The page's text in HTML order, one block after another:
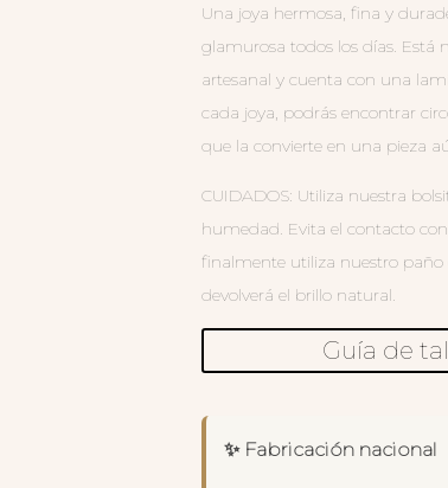
Una joya hermosa, fina y
glamurosa todos los días. Está
artesanal y cuenta con una
cada joya, podrás encontrar
que la convierte en una pieza
CUIDADOS: Utiliza nuestra
humedad. Evita el contacto
finalmente utiliza nuestro
devolverá el brillo natural.
Guía de
✨ Fabricación nacional